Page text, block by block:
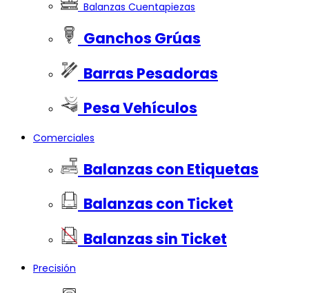
Balanzas Cuentapiezas
Ganchos Grúas
Barras Pesadoras
Pesa Vehículos
Comerciales
Balanzas con Etiquetas
Balanzas con Ticket
Balanzas sin Ticket
Precisión